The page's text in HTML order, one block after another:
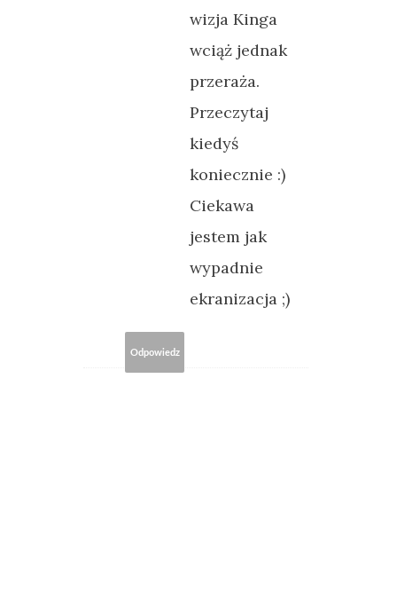
wizja Kinga
wciąż jednak
przeraża.
Przeczytaj
kiedyś
koniecznie :)
Ciekawa
jestem jak
wypadnie
ekranizacja ;)
Odpowiedz